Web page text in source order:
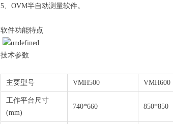
5、OVM半自动测量软件。
软件功能特点
技术参数
主要型号 VMH500 VMH600
工作平台尺寸
(mm)
740*660 850*850